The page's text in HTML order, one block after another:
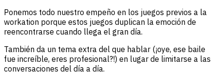
Ponemos todo nuestro empeño en los juegos previos a la
workation porque estos juegos duplican la emoción de
reencontrarse cuando llega el gran día.
También da un tema extra del que hablar (¡oye, ese baile
fue increíble, eres profesional?!) en lugar de limitarse a las
conversaciones del día a día.